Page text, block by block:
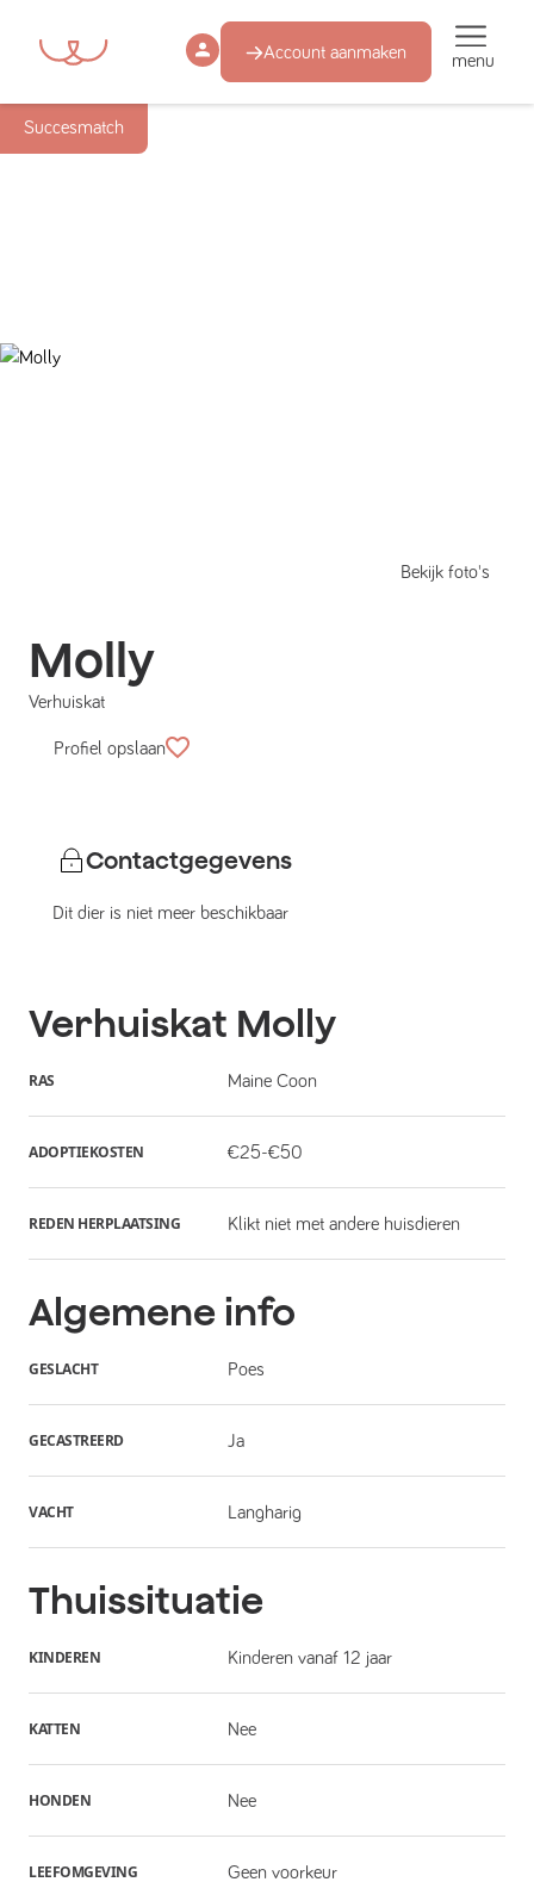
Account aanmaken menu
Succesmatch
Bekijk foto's
Molly
Verhuiskat
Profiel opslaan
Contactgegevens
Dit dier is niet meer beschikbaar
Verhuiskat Molly
RAS Maine Coon
ADOPTIEKOSTEN €25-€50
REDEN HERPLAATSING Klikt niet met andere huisdieren
Algemene info
GESLACHT Poes
GECASTREERD Ja
VACHT Langharig
Thuissituatie
KINDEREN Kinderen vanaf 12 jaar
KATTEN Nee
HONDEN Nee
LEEFOMGEVING Geen voorkeur